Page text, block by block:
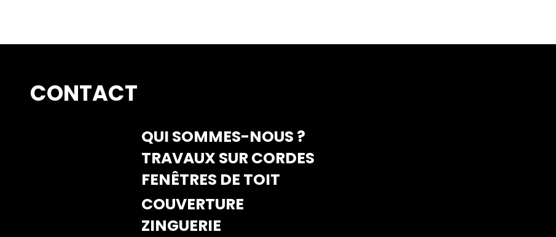
CONTACT
QUI SOMMES-NOUS ?
TRAVAUX SUR CORDES
FENÊTRES DE TOIT
COUVERTURE
ZINGUERIE